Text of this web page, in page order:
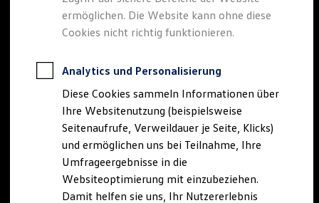
Kfz-Versicherung
Restschuldversicherungen
Garantien
Professional Class bei Volkswagen
Behörden
Direktkunden
Sonderfahrzeuge
Anpfiff zum Gewinn
Elektromobilität
Elektroautos
ID. Tutorials
Elektrofahrzeugkonzepte
ID. EVERY1
Tiguan EDITION 20 konfigurieren
Mehr zum Tiguan EDITION 20
ermöglichen. Die Website kann ohne diese
Cookies nicht richtig funktionieren.
Analytics und Personalisierung
Diese Cookies sammeln Informationen über
Ihre Websitenutzung (beispielsweise
Seitenaufrufe, Verweildauer je Seite, Klicks)
und ermöglichen uns bei Teilnahme, Ihre
Umfrageergebnisse in die
Websiteoptimierung mit einzubeziehen.
Damit helfen sie uns, Ihr Nutzererlebnis